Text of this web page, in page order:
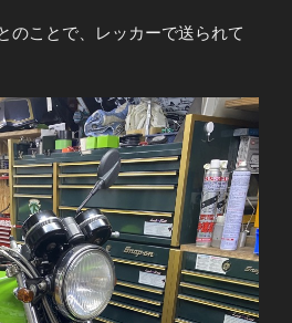
のことで、レッカーで送られて